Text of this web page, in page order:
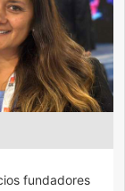
fundadores